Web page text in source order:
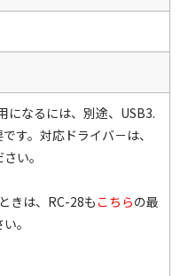
になるには、別途、USB3.
す。対応ドライバ－は、
い。
きは、RC-28も こちらの最
。